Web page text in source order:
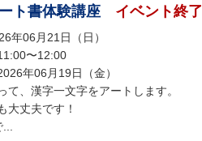
ト書体験講座 イベント終了
年06月21日（日）
〜12:00
年06月19日（金）
て、漢字一文字をアートします。
大丈夫です！